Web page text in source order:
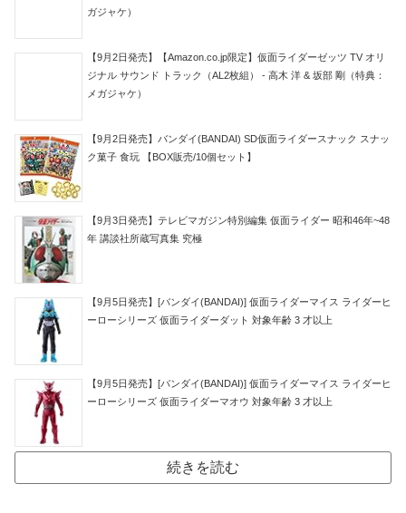
ガジャケ）
【9月2日発売】【Amazon.co.jp限定】仮面ライダーゼッツ TV オリ
ジナル サウンド トラック（AL2枚組） - 高木 洋 & 坂部 剛（特典：
メガジャケ）
【9月2日発売】バンダイ(BANDAI) SD仮面ライダースナック スナッ
ク菓子 食玩 【BOX販売/10個セット】
【9月3日発売】テレビマガジン特別編集 仮面ライダー 昭和46年~48
年 講談社所蔵写真集 究極
【9月5日発売】[バンダイ(BANDAI)] 仮面ライダーマイス ライダーヒ
ーローシリーズ 仮面ライダーダット 対象年齢 3 才以上
【9月5日発売】[バンダイ(BANDAI)] 仮面ライダーマイス ライダーヒ
ーローシリーズ 仮面ライダーマオウ 対象年齢 3 才以上
続きを読む